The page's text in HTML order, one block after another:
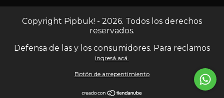
Copyright Pipbuk! - 2026. Todos los derechos
reservados.
Defensa de las y los consumidores. Para reclamos
ingresá acá.
Botón de arrepentimiento